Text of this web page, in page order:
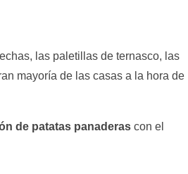
las paletillas de ternasco, las
mayoría de las casas a la hora de
de patatas panaderascon el